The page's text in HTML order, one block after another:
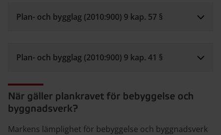
Plan- och bygglag (2010:900) 9 kap. 57 §
Plan- och bygglag (2010:900) 9 kap. 41 §
När gäller plankravet för bebyggelse och
byggnadsverk?
Markens lämplighet för bebyggelse och byggnadsverk